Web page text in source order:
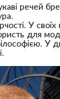
речей
У
для
У